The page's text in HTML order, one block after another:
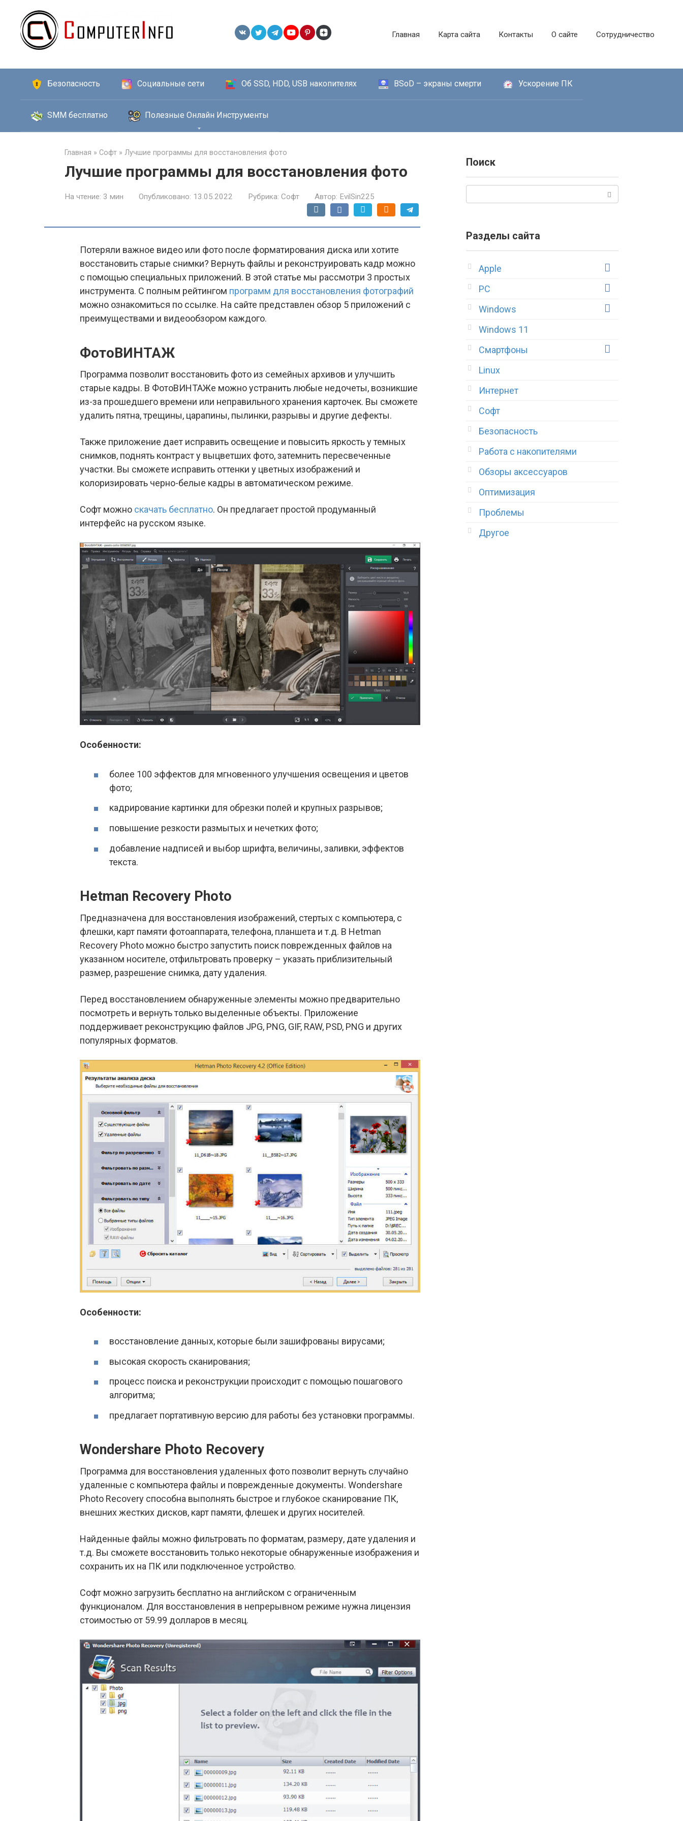
контенту
Главная Карта сайта Контакты О сайте Сотрудничество
Безопасность Социальные сети Об SSD, HDD, USB накопителях BSoD – экраны смерти Ускорение ПК
SMM бесплатно Полезные Онлайн Инструменты
Главная » Софт » Лучшие программы для восстановления фото
Лучшие программы для восстановления фото
На чтение: 3 мин Опубликовано: 13.05.2022 Рубрика: Софт Автор: EvilSin225
Потеряли важное видео или фото после форматирования диска или хотите
восстановить старые снимки? Вернуть файлы и реконструировать кадр можно
с помощью специальных приложений. В этой статье мы рассмотри 3 простых
инструмента. С полным рейтингом программ для восстановления фотографий
можно ознакомиться по ссылке. На сайте представлен обзор 5 приложений с
преимуществами и видеообзором каждого.
ФотоВИНТАЖ
Программа позволит восстановить фото из семейных архивов и улучшить
старые кадры. В ФотоВИНТАЖе можно устранить любые недочеты, возникшие
из-за прошедшего времени или неправильного хранения карточек. Вы сможете
удалить пятна, трещины, царапины, пылинки, разрывы и другие дефекты.
Также приложение дает исправить освещение и повысить яркость у темных
снимков, поднять контраст у выцветших фото, затемнить пересвеченные
участки. Вы сможете исправить оттенки у цветных изображений и
колоризировать черно-белые кадры в автоматическом режиме.
Софт можно скачать бесплатно. Он предлагает простой продуманный
интерфейс на русском языке.
Особенности:
более 100 эффектов для мгновенного улучшения освещения и цветов
фото;
кадрирование картинки для обрезки полей и крупных разрывов;
повышение резкости размытых и нечетких фото;
добавление надписей и выбор шрифта, величины, заливки, эффектов
текста.
Hetman Recovery Photo
Предназначена для восстановления изображений, стертых с компьютера, с
флешки, карт памяти фотоаппарата, телефона, планшета и т.д. В Hetman
Recovery Photo можно быстро запустить поиск поврежденных файлов на
указанном носителе, отфильтровать проверку – указать приблизительный
размер, разрешение снимка, дату удаления.
Перед восстановлением обнаруженные элементы можно предварительно
посмотреть и вернуть только выделенные объекты. Приложение
поддерживает реконструкцию файлов JPG, PNG, GIF, RAW, PSD, PNG и других
популярных форматов.
Особенности:
восстановление данных, которые были зашифрованы вирусами;
высокая скорость сканирования;
процесс поиска и реконструкции происходит с помощью пошагового
алгоритма;
предлагает портативную версию для работы без установки программы.
Wondershare Photo Recovery
Программа для восстановления удаленных фото позволит вернуть случайно
удаленные с компьютера файлы и поврежденные документы. Wondershare
Photo Recovery способна выполнять быстрое и глубокое сканирование ПК,
внешних жестких дисков, карт памяти, флешек и других носителей.
Найденные файлы можно фильтровать по форматам, размеру, дате удаления и
т.д. Вы сможете восстановить только некоторые обнаруженные изображения и
сохранить их на ПК или подключенное устройство.
Софт можно загрузить бесплатно на английском с ограниченным
функционалом. Для восстановления в непрерывном режиме нужна лицензия
стоимостью от 59.99 долларов в месяц.
Поиск
Разделы сайта
Apple
PC
Windows
Windows 11
Смартфоны
Linux
Интернет
Софт
Безопасность
Работа с накопителями
Обзоры аксессуаров
Оптимизация
Проблемы
Другое